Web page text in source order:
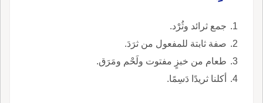
جمع ثرائد وثُرْد.
صفة ثابتة للمفعول من ثرَدَ.
طعام من خبزٍ مفتوت ولَحْم ومَرَق.
أكلنا ثريدًا دَسِمًا.